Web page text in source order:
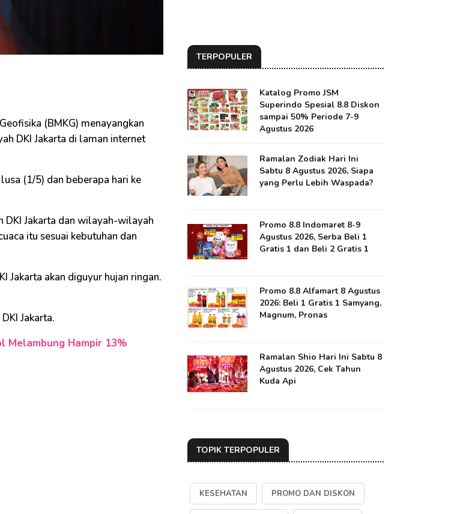
(BMKG) menayangkan
DKI Jakarta di laman internet
(1/5) dan beberapa hari ke
DKI Jakarta dan wilayah-wilayah
itu sesuai kebutuhan dan
Jakarta akan diguyur hujan ringan.
Jakarta.
Melambung Hampir 13%
TERPOPULER
Katalog Promo JSM
Superindo Spesial 8.8 Diskon
sampai 50% Periode 7-9
Agustus 2026
Ramalan Zodiak Hari Ini
Sabtu 8 Agustus 2026, Siapa
yang Perlu Lebih Waspada?
Promo 8.8 Indomaret 8-9
Agustus 2026, Serba Beli 1
Gratis 1 dan Beli 2 Gratis 1
Promo 8.8 Alfamart 8 Agustus
2026: Beli 1 Gratis 1 Samyang,
Magnum, Pronas
Ramalan Shio Hari Ini Sabtu 8
Agustus 2026, Cek Tahun
Kuda Api
TOPIK TERPOPULER
KESEHATAN PROMO DAN DISKON